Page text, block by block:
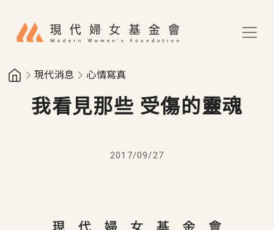
現代消息 心情寫真
我看見那些 受傷的靈魂
2017/09/27